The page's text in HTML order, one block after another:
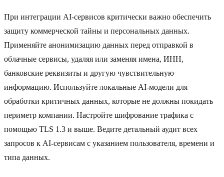
При интеграции AI-сервисов критически важно обеспечить
защиту коммерческой тайны и персональных данных.
Применяйте анонимизацию данных перед отправкой в
облачные сервисы, удаляя или заменяя имена, ИНН,
банковские реквизиты и другую чувствительную
информацию. Используйте локальные AI-модели для
обработки критичных данных, которые не должны покидать
периметр компании. Настройте шифрование трафика с
помощью TLS 1.3 и выше. Ведите детальный аудит всех
запросов к AI-сервисам с указанием пользователя, времени и
типа данных.